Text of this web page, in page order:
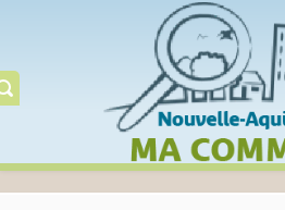
Cookies management panel